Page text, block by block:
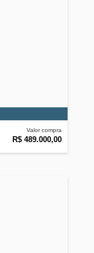
Valor compra
R$ 489.000,00